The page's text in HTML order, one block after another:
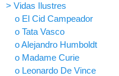
> Vidas Ilustres
o El Cid Campeador
o Tata Vasco
o Alejandro Humboldt
o Madame Curie
o Leonardo De Vince